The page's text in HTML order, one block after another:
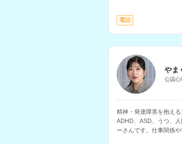
電話
やま
公認心
精神・発達障害を抱え
ADHD、ASD、うつ、
ーさんです。仕事関係